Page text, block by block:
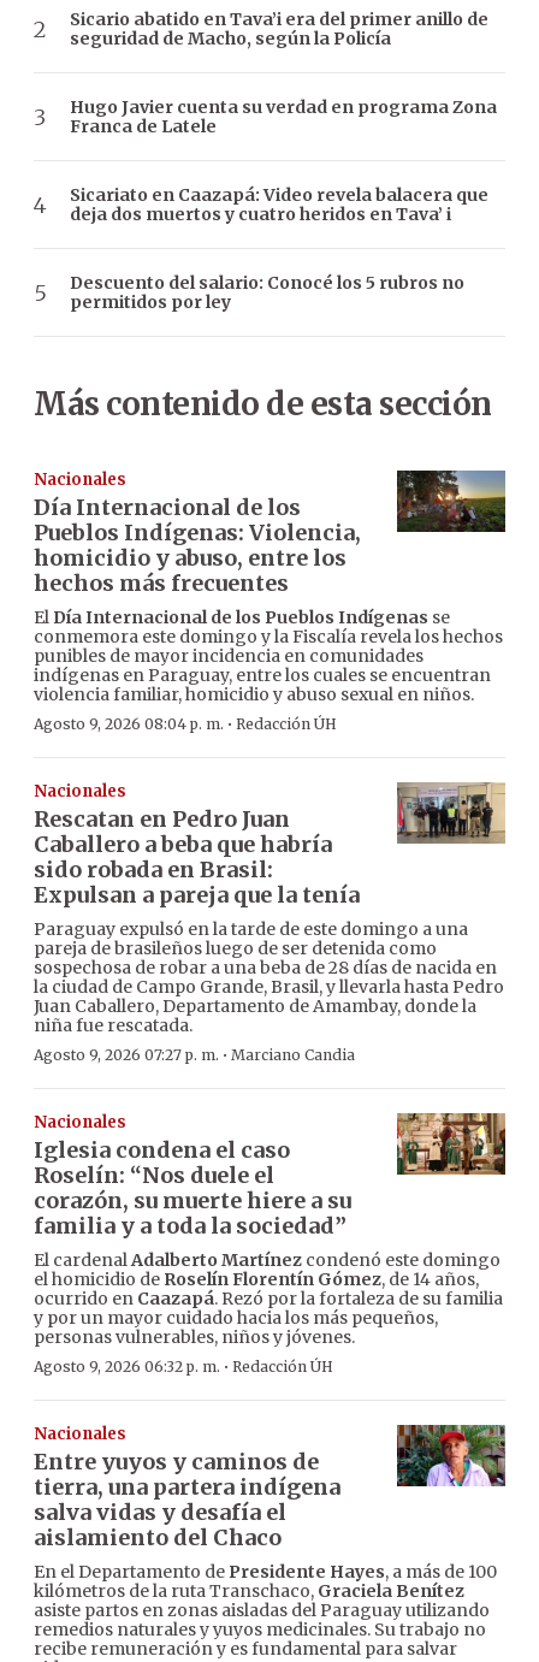
Sicario abatido en Tava’i era del primer anillo de
seguridad de Macho, según la Policía
Hugo Javier cuenta su verdad en programa Zona
Franca de Latele
Sicariato en Caazapá: Video revela balacera que
deja dos muertos y cuatro heridos en Tava’ i
Descuento del salario: Conocé los 5 rubros no
permitidos por ley
Más contenido de esta sección
Nacionales
Día Internacional de los
Pueblos Indígenas: Violencia,
homicidio y abuso, entre los
hechos más frecuentes
El Día Internacional de los Pueblos Indígenas se
conmemora este domingo y la Fiscalía revela los hechos
punibles de mayor incidencia en comunidades
indígenas en Paraguay, entre los cuales se encuentran
violencia familiar, homicidio y abuso sexual en niños.
Agosto 9, 2026 08:04 p. m. · Redacción ÚH
Nacionales
Rescatan en Pedro Juan
Caballero a beba que habría
sido robada en Brasil:
Expulsan a pareja que la tenía
Paraguay expulsó en la tarde de este domingo a una
pareja de brasileños luego de ser detenida como
sospechosa de robar a una beba de 28 días de nacida en
la ciudad de Campo Grande, Brasil, y llevarla hasta Pedro
Juan Caballero, Departamento de Amambay, donde la
niña fue rescatada.
Agosto 9, 2026 07:27 p. m. · Marciano Candia
Nacionales
Iglesia condena el caso
Roselín: “Nos duele el
corazón, su muerte hiere a su
familia y a toda la sociedad”
El cardenalAdalberto Martínez condenó este domingo
el homicidio de Roselín Florentín Gómez, de 14 años,
ocurrido en Caazapá. Rezó por la fortaleza de su familia
y por un mayor cuidado hacia los más pequeños,
personas vulnerables, niños y jóvenes.
Agosto 9, 2026 06:32 p. m. · Redacción ÚH
Nacionales
Entre yuyos y caminos de
tierra, una partera indígena
salva vidas y desafía el
aislamiento del Chaco
En el Departamento de Presidente Hayes, a más de 100
kilómetros de la ruta Transchaco, Graciela Benítez
asiste partos en zonas aisladas del Paraguay utilizando
remedios naturales y yuyos medicinales. Su trabajo no
recibe remuneración y es fundamental para salvar